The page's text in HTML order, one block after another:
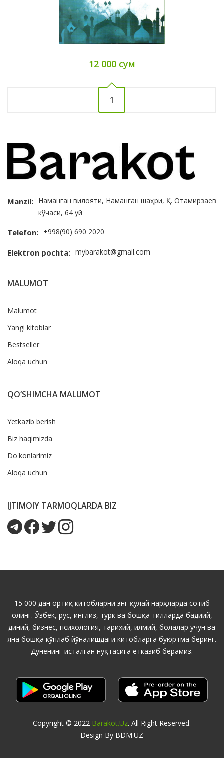
12 000 сум
1
Manzil: Наманган вилояти, Наманган шаҳри, Қ. Отамирзаев
кўчаси, 64 уй
Telefon: +998(90) 690 2020
Elektron pochta: mybarakot@gmail.com
MALUMOT
Malumot
Yangi kitoblar
Bestseller
Aloqa uchun
QO‘SHIMCHA MALUMOT
Yetkazib berish
Biz haqimizda
Do'konlarimiz
Aloqa uchun
IJTIMOIY TARMOQLARDA BIZ
15 000 дан ортиқ китобларни энг қулай нарҳларда сотиб
олинг. Ўзбек, рус, инглиз, турк ва бошқа тилларда бадиий,
диний, бизнес, психология, тарихий, илмий, болалар учун ва
яна бошқа кўплаб йўналишдаги китобларга буюртма беринг.
Дунёнинг исталган нуқтасига етказиб берамиз.
Copyright © 2022 Barakot.uz. All Right Reserved.
Design By BDM.UZ